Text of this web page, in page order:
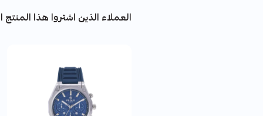
العملاء الذين اشتروا هذا المنتج